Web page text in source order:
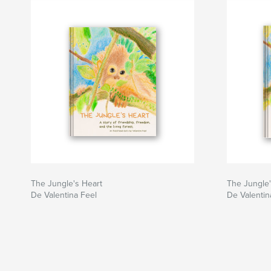
The Jungle's Heart
De Valentina Feel
The
De